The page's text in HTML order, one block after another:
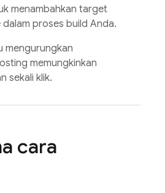
menambahkan target
proses build Anda.
mengurungkan
memungkinkan
sekali klik.
cara